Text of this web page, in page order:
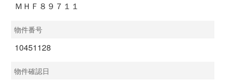
ＭＨＦ８９７１１
物件番号
10451128
物件確認日